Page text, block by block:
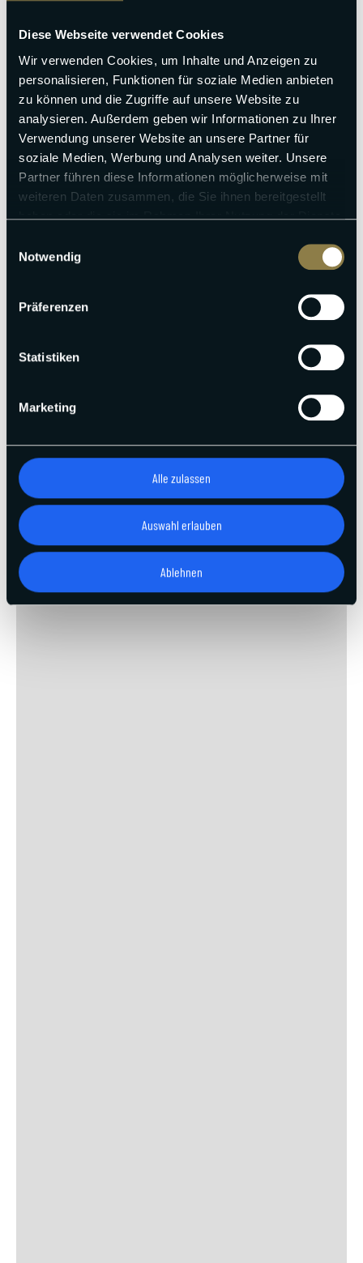
Diese Webseite verwendet Cookies
Wir verwenden Cookies, um Inhalte und Anzeigen zu
personalisieren, Funktionen für soziale Medien anbieten
zu können und die Zugriffe auf unsere Website zu
analysieren. Außerdem geben wir Informationen zu Ihrer
Verwendung unserer Website an unsere Partner für
soziale Medien, Werbung und Analysen weiter. Unsere
Partner führen diese Informationen möglicherweise mit
weiteren Daten zusammen, die Sie ihnen bereitgestellt
haben oder die sie im Rahmen Ihrer Nutzung der Dienste
Notwendig
Präferenzen
Statistiken
Marketing
Alle zulassen
Auswahl erlauben
Ablehnen
+
−
Entfernungen